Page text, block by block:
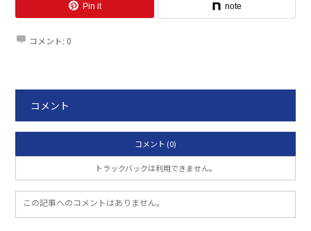
Pin it note
コメント: 0
コメント
コメント (0)
トラックバックは利用できません。
この記事へのコメントはありません。